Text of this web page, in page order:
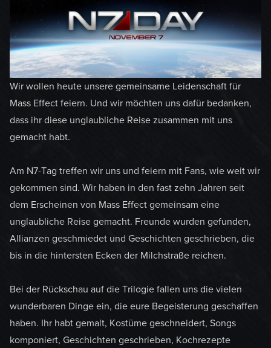
Wir wollen heute unsere gemeinsame Leidenschaft für
Mass Effect feiern. Und wir möchten uns dafür bedanken,
dass ihr diese unglaubliche Reise zusammen mit uns
gemacht habt.
Am N7-Tag treffen wir uns und feiern mit Fans, wie weit wir
gekommen sind. Wir haben in den fast zehn Jahren seit
dem Erscheinen von Mass Effect gemeinsam eine
unglaubliche Reise gemacht. Freunde wurden gefunden,
Allianzen geschmiedet und Geschichten geschrieben, die
bis in die hintersten Ecken der Milchstraße reichen.
Bei der Rückschau auf die Trilogie fallen uns die vielen
wunderbaren Dinge ein, die eure Begeisterung geschaffen
haben. Ihr habt gemalt, Kostüme geschneidert, Songs
komponiert, Geschichten geschrieben, Kochrezepte